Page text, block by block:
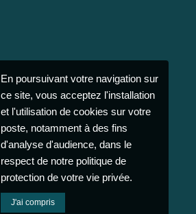
En poursuivant votre navigation sur
ce site, vous acceptez l'installation
et l'utilisation de cookies sur votre
poste, notamment à des fins
d'analyse d'audience, dans le
respect de notre politique de
protection de votre vie privée.
J'ai compris